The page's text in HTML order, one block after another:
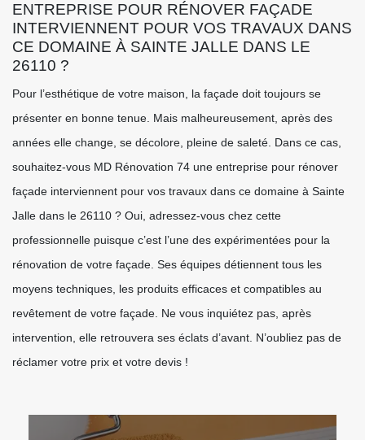
ENTREPRISE POUR RÉNOVER FAÇADE
INTERVIENNENT POUR VOS TRAVAUX DANS
CE DOMAINE À SAINTE JALLE DANS LE
26110 ?
Pour l’esthétique de votre maison, la façade doit toujours se
présenter en bonne tenue. Mais malheureusement, après des
années elle change, se décolore, pleine de saleté. Dans ce cas,
souhaitez-vous MD Rénovation 74 une entreprise pour rénover
façade interviennent pour vos travaux dans ce domaine à Sainte
Jalle dans le 26110 ? Oui, adressez-vous chez cette
professionnelle puisque c’est l’une des expérimentées pour la
rénovation de votre façade. Ses équipes détiennent tous les
moyens techniques, les produits efficaces et compatibles au
revêtement de votre façade. Ne vous inquiétez pas, après
intervention, elle retrouvera ses éclats d’avant. N’oubliez pas de
réclamer votre prix et votre devis !